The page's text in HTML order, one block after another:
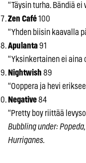
“Täysin turha. Bändiä ei
Zen Café100
“Yhden biisin kaavalla
Apulanta91
“Yksinkertainen ei aina
Nightwish 89
“Ooppera ja hevi
Negative84
“Pretty boy riittää
Bubbling under:
Hurriganes.